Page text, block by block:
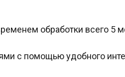
обработки всего 5
с помощью удобного